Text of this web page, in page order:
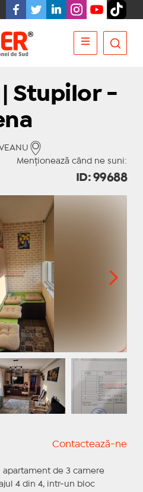
| Stupilor -
Menționează când ne suni:
ID: 99688
Contactează-ne
apartament de 3 camere
4 din 4, intr-un bloc